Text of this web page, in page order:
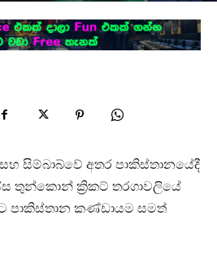
සහ සිම්බාබ්වේ අතර පාකිස්තානයේදී
තුන්කොන් ක්‍රිකට් තරගාවලියේ
පාකිස්තාන කණ්ඩායම සමත්